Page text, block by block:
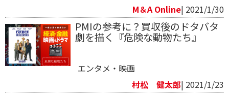
M＆A Online| 2021/1/30
PMIの参考に？買収後のドタバタ
劇を描く『危険な動物たち』
エンタメ・映画
村松 健太郎| 2021/1/23